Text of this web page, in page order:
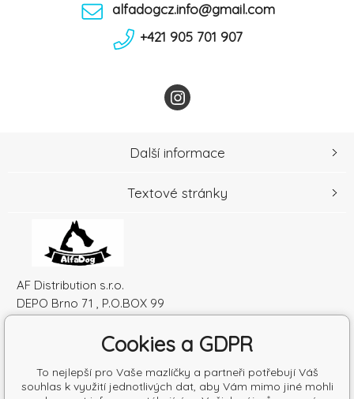
alfadogcz.info@gmail.com
+421 905 701 907
AF Distribution s.r.o.
DEPO Brno 71 , P.O.BOX 99
Česká republika
DIČ: SK2120864328
Další informace
Textové stránky
Cookies a GDPR
To nejlepší pro Vaše mazlíčky a partneři potřebují Váš
souhlas k využití jednotlivých dat, aby Vám mimo jiné mohli